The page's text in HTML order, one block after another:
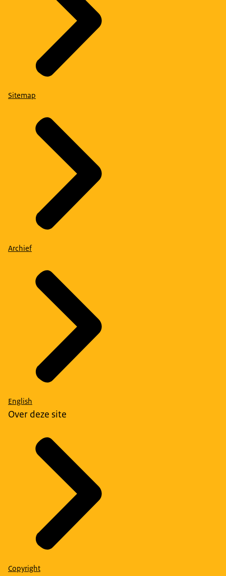
Sitemap
Archief
English
Over deze site
Copyright